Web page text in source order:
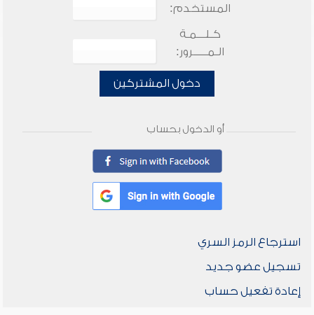
المستخدم:
كـلـــمـة
الـمـــــرور:
دخول المشتركين
أو الدخول بحساب
استرجاع الرمز السري
تسجيل عضو جديد
إعادة تفعيل حساب